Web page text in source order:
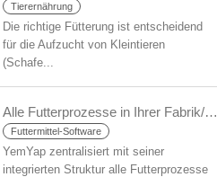
Tierernährung
Die richtige Fütterung ist entscheidend
für die Aufzucht von Kleintieren
(Schafe...
Alle Futterprozesse in Ihrer Fabrik/Ihrem Betrieb auf einer einzigen Plattform mit YemYap: Die Leichtigkeit der Integration
Futtermittel-Software
YemYap zentralisiert mit seiner
integrierten Struktur alle Futterprozesse